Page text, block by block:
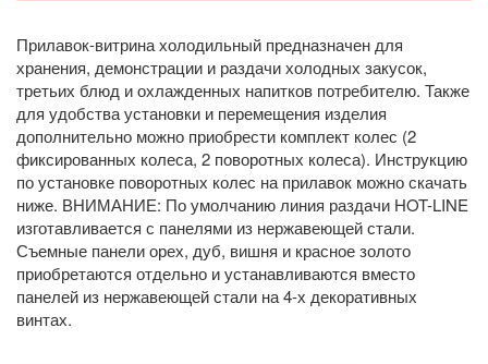
Прилавок-витрина холодильный предназначен для
хранения, демонстрации и раздачи холодных закусок,
третьих блюд и охлажденных напитков потребителю. Также
для удобства установки и перемещения изделия
дополнительно можно приобрести комплект колес (2
фиксированных колеса, 2 поворотных колеса). Инструкцию
по установке поворотных колес на прилавок можно скачать
ниже. ВНИМАНИЕ: По умолчанию линия раздачи HOT-LINE
изготавливается с панелями из нержавеющей стали.
Съемные панели орех, дуб, вишня и красное золото
приобретаются отдельно и устанавливаются вместо
панелей из нержавеющей стали на 4-х декоративных
винтах.